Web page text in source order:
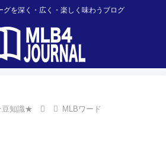
グを深く・広く・楽しく味わうブログ
知識★ MLBワード